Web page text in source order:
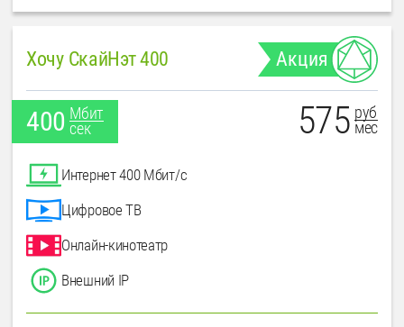
Хочу СкайНэт 400 Акция
400 Мбит
сек
575 руб
мес
Интернет 400 Мбит/с
Цифровое ТВ
Онлайн-кинотеатр
Внешний IP